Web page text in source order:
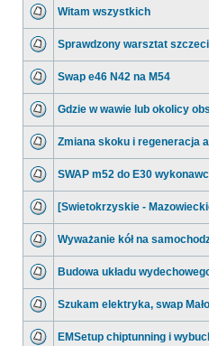
Witam wszystkich
Sprawdzony warsztat
Swap e46 N42 na M54
Gdzie w wawie lub okolicy
Zmiana skoku i regeneracja
SWAP m52 do E30
[Swietokrzyskie -
Wyważanie kół na
Budowa układu
Szukam elektryka, swap
EMSetup chiptunning i